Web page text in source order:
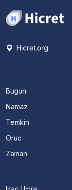
Hicret.org
Bugun
Namaz
Temkin
Oruc
Zaman